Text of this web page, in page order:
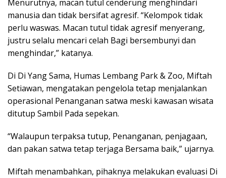
Menurutnya, macan tutul cenderung menghindari
manusia dan tidak bersifat agresif. “Kelompok tidak
perlu waswas. Macan tutul tidak agresif menyerang,
justru selalu mencari celah Bagi bersembunyi dan
menghindar,” katanya.
Di Di Yang Sama, Humas Lembang Park & Zoo, Miftah
Setiawan, mengatakan pengelola tetap menjalankan
operasional Penanganan satwa meski kawasan wisata
ditutup Sambil Pada sepekan.
“Walaupun terpaksa tutup, Penanganan, penjagaan,
dan pakan satwa tetap terjaga Bersama baik,” ujarnya.
Miftah menambahkan, pihaknya melakukan evaluasi Di